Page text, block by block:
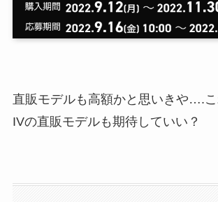
直販モデルも高額かと思いきや….
IVの直販モデルも期待していい？